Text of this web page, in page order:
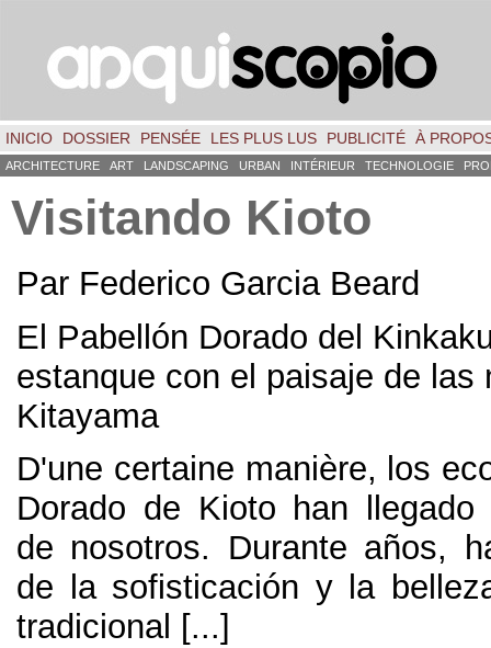
INICIO DOSSIER PENSÉE LES PLUS LUS PUBLICITÉ À
ARCHITECTURE ART LANDSCAPING URBAN INTÉRIEUR TECHNOLOGIE
Visitando Kioto
Par Federico Garcia Beard
El Pabellón Dorado del
estanque con el paisaje de las
Kitayama
D'une certaine manière, los
Dorado de Kioto han llegado
de nosotros. Durante años,
de la sofisticación y la
tradicional [...]